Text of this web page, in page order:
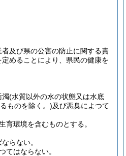
及び県の公害の防止に関する責
めることにより、県民の健康を
濁(水質以外の水の状態又は水底
ものを除く。)及び悪臭によつて
環境を含むものとする。
らない。
てはならない。